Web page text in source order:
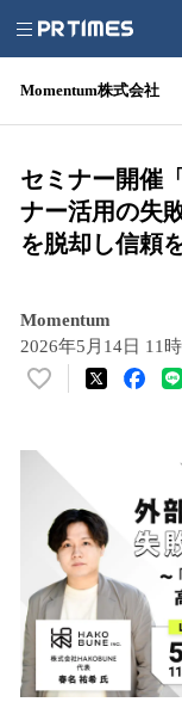
Momentum株式会社
セミナー開催
ナー活用の失
を脱却し信頼
Momentum
2026年5月14日 11
い
！
を
読
み
込
み
中
で
す